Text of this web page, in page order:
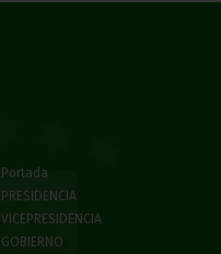
Portada
PRESIDENCIA
VICEPRESIDENCIA
GOBIERNO